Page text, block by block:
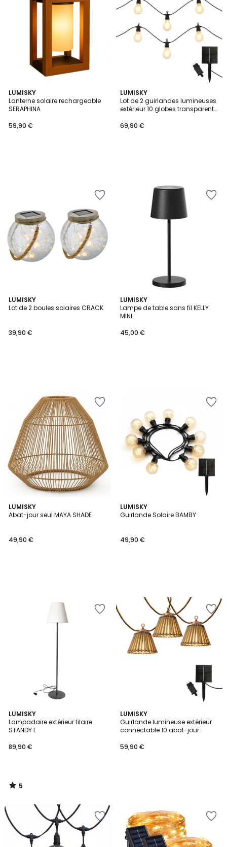
LUMISKY
Lanterne solaire rechargeable
SERAPHINA
59,90 €
LUMISKY
Lot de 2 guirlandes lumineuses
extérieur 10 globes transparents
PARTY CLEAR HYBRID 8m solaire
69,90 €
LUMISKY
Lot de 2 boules solaires CRACK
39,90 €
LUMISKY
Lampe de table sans fil KELLY
MINI
45,00 €
LUMISKY
Abat-jour seul MAYA SHADE
49,90 €
LUMISKY
Guirlande Solaire BAMBY
49,90 €
LUMISKY
Lampadaire extérieur filaire
STANDY L
89,90 €
5
/
5
5
/
LUMISKY
Guirlande lumineuse extérieur
connectable 10 abat-jour
LIGHT HYBRID LED blanc chaud
59,90 €